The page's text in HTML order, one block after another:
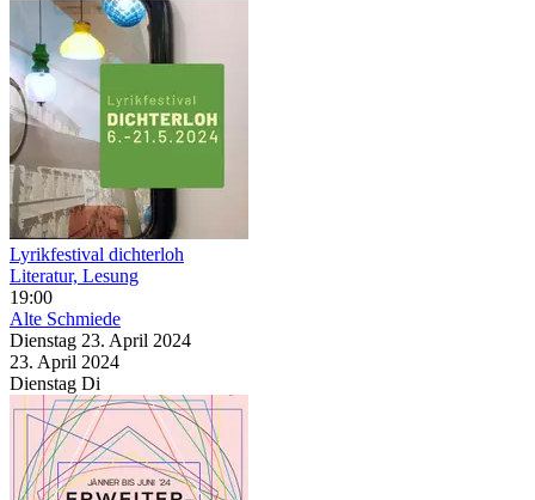
Lyrikfestival dichterloh
Literatur, Lesung
19:00
Alte Schmiede
Dienstag 23. April 2024
23. April 2024
Dienstag Di